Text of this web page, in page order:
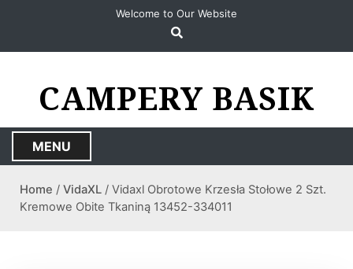
Welcome to Our Website
CAMPERY BASIK
MENU
Home / VidaXL / Vidaxl Obrotowe Krzesła Stołowe 2 Szt.
Kremowe Obite Tkaniną 13452-334011